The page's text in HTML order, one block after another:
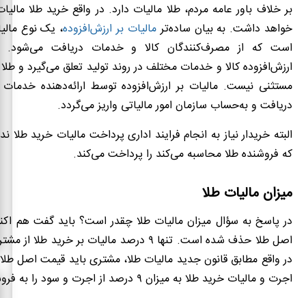
بر خلاف باور عامه مردم، طلا مالیات دارد. در واقع خرید طلا
خواهد داشت. به بیان ساده‌ترمالیات بر ارزش‌افزوده، یک نوع
است که از مصرف‌کنندگان کالا و خدمات دریافت می‌شود.
ارزش‌افزوده کالا و خدمات مختلف در روند تولید تعلق می‌گیرد و طلا
مستثنی نیست. مالیات بر ارزش‌افزوده توسط ارائه‌دهنده خدمات
دریافت و به‌حساب سازمان امور مالیاتی واریز می‌گردد.
البته خریدار نیاز به انجام فرایند اداری پرداخت مالیات خرید طلا
که فروشنده طلا محاسبه می‌کند را پرداخت می‌کند.
میزان مالیات طلا
در پاسخ به سؤال میزان مالیات طلا چقدر است؟ باید گفت هم
اصل طلا حذف شده است. تنها ۹ درصد مالیات بر
در واقع مطابق قانون جدید مالیات طلا، مشتری باید قیمت اصل
اجرت و مالیات خرید طلا به میزان ۹ درصد از اجرت و سود را به فروشنده بپردازد.